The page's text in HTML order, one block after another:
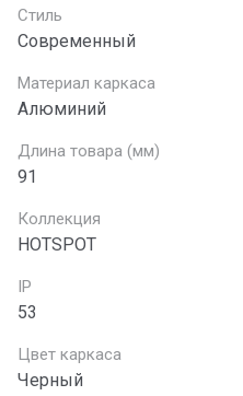
Стиль
Современный
Материал каркаса
Алюминий
Длина товара (мм)
91
Коллекция
HOTSPOT
IP
53
Цвет каркаса
Черный